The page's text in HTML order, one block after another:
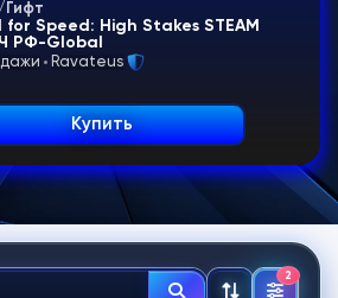
Гифт
for Speed: High Stakes STEAM
РФ-Global
Ravateus
Купить
2